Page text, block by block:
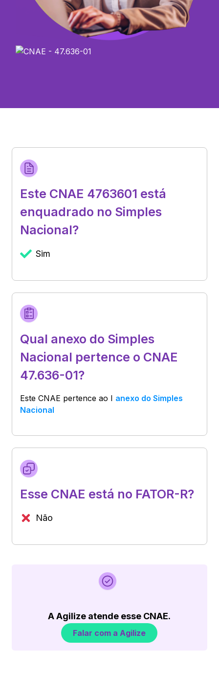
Este CNAE 4763601 está
enquadrado no Simples
Nacional?
Sim
Qual anexo do Simples
Nacional pertence o CNAE
47.636-01?
Este CNAE pertence ao I anexo do Simples
Nacional
Esse CNAE está no FATOR-R?
Não
A Agilize atende esse CNAE.
Falar com a Agilize